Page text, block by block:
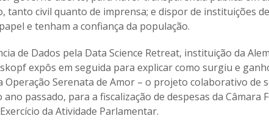
tanto civil quanto de imprensa; e dispor de instituições
e tenham a confiança da população.
de Dados pela Data Science Retreat, instituição da
expôs em seguida para explicar como surgiu e
Operação Serenata de Amor – o projeto colaborativo de
passado, para a fiscalização de despesas da Câmara
da Atividade Parlamentar.